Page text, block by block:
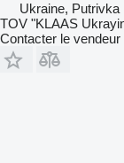
Ukraine, Putrivka
TOV "KLAAS
Contacter le vendeur